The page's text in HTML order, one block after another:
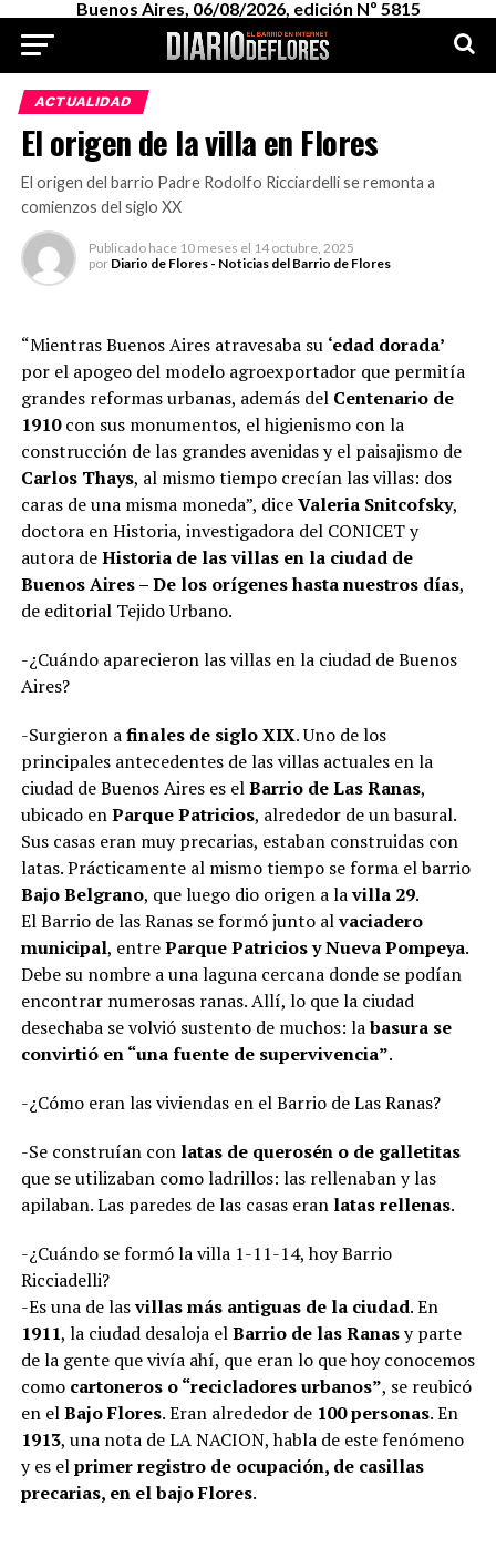
Buenos Aires, 06/08/2026, edición Nº 5815
ACTUALIDAD
El origen de la villa en Flores
El origen del barrio Padre Rodolfo Ricciardelli se remonta a
comienzos del siglo XX
Publicado hace 10 meses el 14 octubre, 2025
por Diario de Flores - Noticias del Barrio de Flores
“Mientras Buenos Aires atravesaba su ‘edad dorada’
por el apogeo del modelo agroexportador que permitía
grandes reformas urbanas, además del Centenario de
1910con sus monumentos, el higienismo con la
construcción de las grandes avenidas y el paisajismo de
Carlos Thays, al mismo tiempo crecían las villas: dos
caras de una misma moneda”, diceValeria Snitcofsky,
doctora en Historia, investigadora del CONICET y
autora deHistoria de las villas en la ciudad de
Buenos Aires – De los orígenes hasta nuestros días,
de editorial Tejido Urbano.
-¿Cuándo aparecieron las villas en la ciudad de Buenos
Aires?
-Surgieron afinales de siglo XIX. Uno de los
principales antecedentes de las villas actuales en la
ciudad de Buenos Aires es elBarrio de Las Ranas,
ubicado enParque Patricios, alrededor de un basural.
Sus casas eran muy precarias, estaban construidas con
latas. Prácticamente al mismo tiempo se forma el barrio
Bajo Belgrano, que luego dio origen a lavilla 29.
El Barrio de las Ranas se formó junto alvaciadero
municipal, entreParque Patricios y Nueva Pompeya.
Debe su nombre a una laguna cercana donde se podían
encontrar numerosas ranas. Allí, lo que la ciudad
desechaba se volvió sustento de muchos: labasura se
convirtió en “una fuente de supervivencia”.
-¿Cómo eran las viviendas en el Barrio de Las Ranas?
-Se construían con latas de querosén o de galletitas
que se utilizaban como ladrillos: las rellenaban y las
apilaban. Las paredes de las casas eran latas rellenas.
-¿Cuándo se formó la villa 1-11-14, hoy Barrio
Ricciadelli?
-Es una de lasvillas más antiguas de la ciudad. En
1911, la ciudad desaloja elBarrio de las Ranasy parte
de la gente que vivía ahí, que eran lo que hoy conocemos
como cartoneros o “recicladores urbanos”, se reubicó
en elBajo Flores. Eran alrededor de 100 personas. En
1913, una nota de LA NACION, habla de este fenómeno
y es elprimer registro de ocupación, de casillas
precarias, en el bajo Flores.